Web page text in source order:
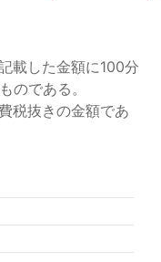
載した金額に100分
のである。
税抜きの金額であ